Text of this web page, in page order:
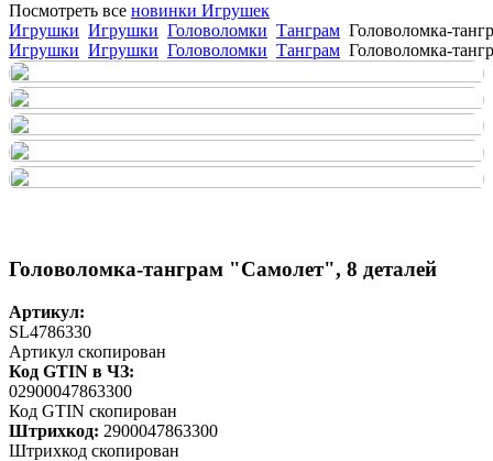
Посмотреть все новинки Игрушек
Игрушки Игрушки Головоломки Танграм Головоломка-
Игрушки Игрушки Головоломки Танграм Головоломка-
Головоломка-танграм "Самолет", 8 деталей
Артикул:
SL4786330
Артикул скопирован
Код GTIN в ЧЗ:
02900047863300
Код GTIN скопирован
Штрихкод: 2900047863300
Штрихкод скопирован